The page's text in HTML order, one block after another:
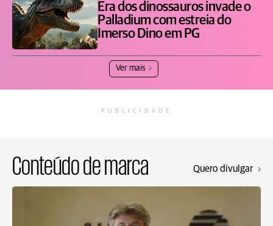
Era dos dinossauros invade o
Palladium com estreia do
Imerso Dino em PG
Ver mais
PUBLICIDADE
Conteúdo de marca Quero divulgar